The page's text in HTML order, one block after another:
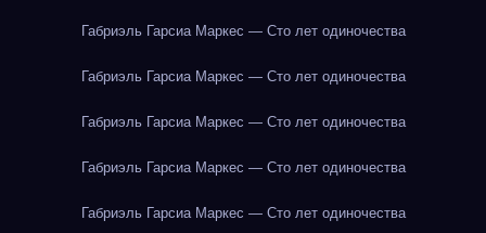
Габриэль Гарсиа Маркес — Сто лет одиночества
Габриэль Гарсиа Маркес — Сто лет одиночества
Габриэль Гарсиа Маркес — Сто лет одиночества
Габриэль Гарсиа Маркес — Сто лет одиночества
Габриэль Гарсиа Маркес — Сто лет одиночества